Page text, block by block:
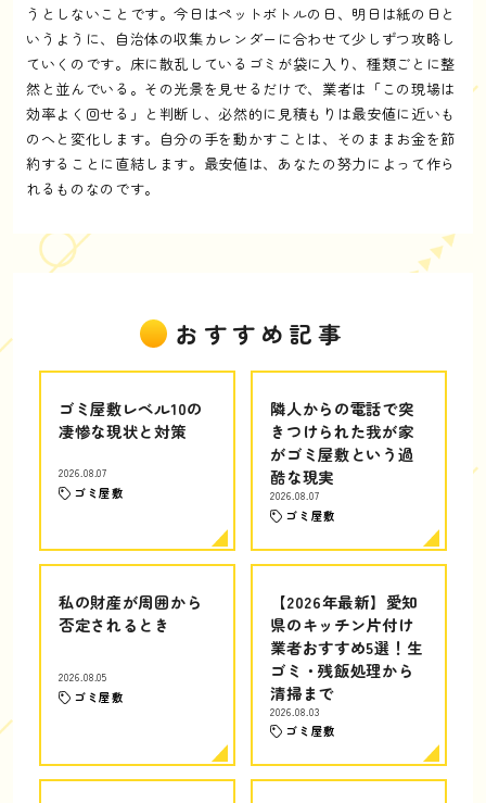
うとしないことです。今日はペットボトルの日、明日は紙の日と
いうように、自治体の収集カレンダーに合わせて少しずつ攻略し
ていくのです。床に散乱しているゴミが袋に入り、種類ごとに整
然と並んでいる。その光景を見せるだけで、業者は「この現場は
効率よく回せる」と判断し、必然的に見積もりは最安値に近いも
のへと変化します。自分の手を動かすことは、そのままお金を節
約することに直結します。最安値は、あなたの努力によって作ら
れるものなのです。
おすすめ記事
ゴミ屋敷レベル10の
凄惨な現状と対策
2026.08.07
ゴミ屋敷
隣人からの電話で突
きつけられた我が家
がゴミ屋敷という過
酷な現実
2026.08.07
ゴミ屋敷
私の財産が周囲から
否定されるとき
2026.08.05
ゴミ屋敷
【2026年最新】愛知
県のキッチン片付け
業者おすすめ5選！生
ゴミ・残飯処理から
清掃まで
2026.08.03
ゴミ屋敷